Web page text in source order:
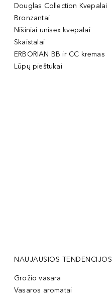
Douglas Collection Kvepalai
Bronzantai
Nišiniai unisex kvepalai
Skaistalai
ERBORIAN BB ir CC kremas
Lūpų pieštukai
NAUJAUSIOS TENDENCIJOS
Grožio vasara
Vasaros aromatai